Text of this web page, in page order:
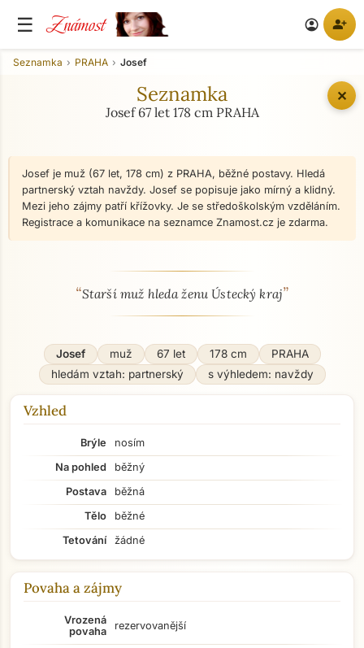
☰ Známost account_circle person_add
✕
Seznamka PRAHA Josef
Seznamka
Josef 67 let 178 cm PRAHA
Josef je muž (67 let, 178 cm) z PRAHA, běžné postavy. Hledá
partnerský vztah navždy. Josef se popisuje jako mírný a klidný.
Mezi jeho zájmy patří křížovky. Je se středoškolským vzděláním.
Registrace a komunikace na seznamce Znamost.cz je zdarma.
O mně - seznamka profil
“Starší muž hleda ženu Ústecký kraj”
Josef muž 67 let 178 cm
PRAHA
hledám vztah: partnerský
s výhledem: navždy
Vzhled
Brýle
nosím
Na pohled
běžný
Postava
běžná
Tělo
běžné
Tetování
žádné
Povaha a zájmy
Vrozená
povaha
rezervovanější